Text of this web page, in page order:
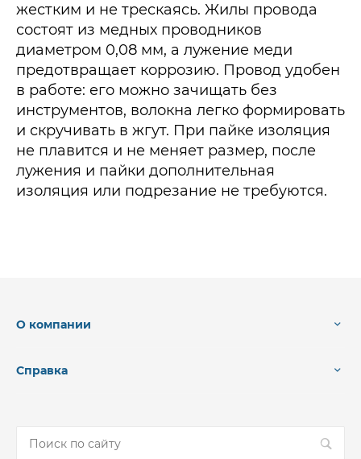
жестким и не трескаясь. Жилы провода
состоят из медных проводников
диаметром 0,08 мм, а лужение меди
предотвращает коррозию. Провод удобен
в работе: его можно зачищать без
инструментов, волокна легко формировать
и скручивать в жгут. При пайке изоляция
не плавится и не меняет размер, после
лужения и пайки дополнительная
изоляция или подрезание не требуются.
О компании
Справка